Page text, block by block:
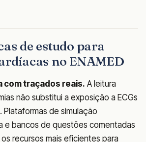
de estudo para
no ENAMED
com traçados reais. A leitura
não substitui a exposição a ECGs
Plataformas de simulação
e bancos de questões comentadas
recursos mais eficientes para